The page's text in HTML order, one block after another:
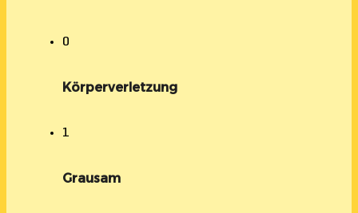
0
Körperverletzung
1
Grausam